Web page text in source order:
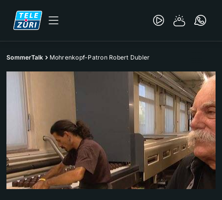
SommerTalk Mohrenkopf-Patron Robert Dubler